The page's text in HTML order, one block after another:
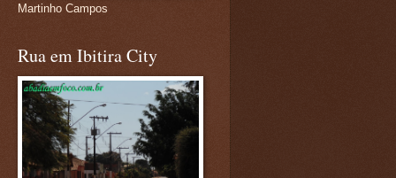
Martinho Campos
Rua em Ibitira City